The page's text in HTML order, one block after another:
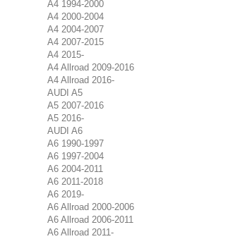
A4 1994-2000
A4 2000-2004
A4 2004-2007
A4 2007-2015
A4 2015-
A4 Allroad 2009-2016
A4 Allroad 2016-
AUDI A5
A5 2007-2016
A5 2016-
AUDI A6
A6 1990-1997
A6 1997-2004
A6 2004-2011
A6 2011-2018
A6 2019-
A6 Allroad 2000-2006
A6 Allroad 2006-2011
A6 Allroad 2011-